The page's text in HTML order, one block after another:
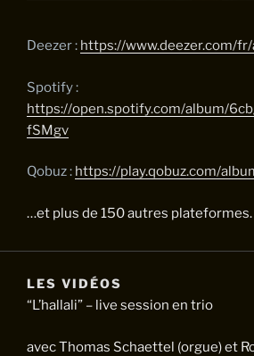
Deezer : https://www.deezer.com/
Spotify :
https://open.spotify.com/album/
fSMgv
Qobuz : https://play.qobuz.com/
…et plus de 150 autres plateformes.
LES VIDÉOS
“L’hallali” – live session en trio
avec Thomas Schaettel (orgue) et